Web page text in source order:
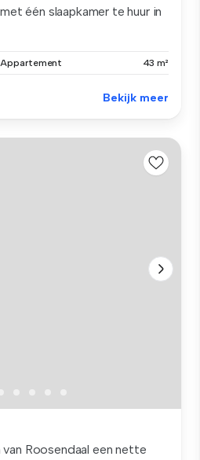
één slaapkamer te huur in
Appartement 43 m²
Bekijk meer
Roosendaal een nette